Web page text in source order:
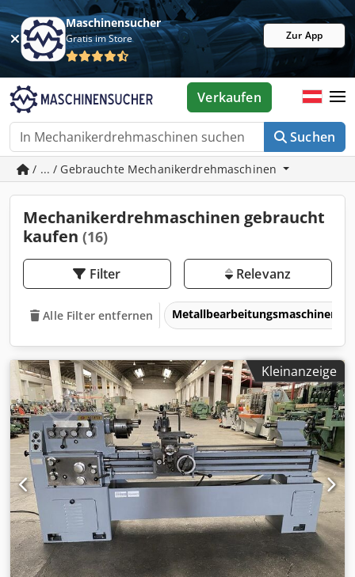
Maschinensucher
Gratis im Store Zur App
Suchen
Verkaufen
/ ... / Gebrauchte Mechanikerdrehmaschinen
Mechanikerdrehmaschinen gebraucht
kaufen (16)
Filter Relevanz
Alle Filter entfernen Metallbearbeitungsmaschinen
Kleinanzeige